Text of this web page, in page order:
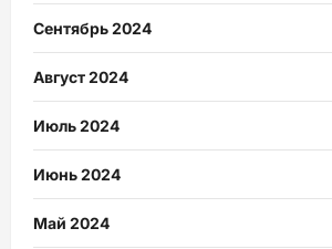
Сентябрь 2024
Август 2024
Июль 2024
Июнь 2024
Май 2024